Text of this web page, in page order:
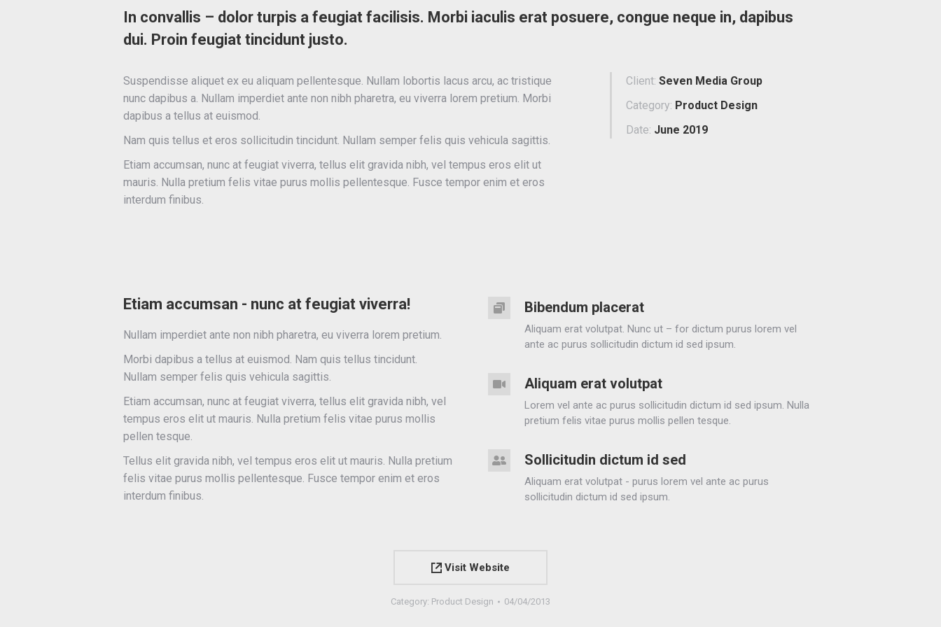
In convallis – dolor turpis a feugiat facilisis. Morbi iaculis erat posuere, congue neque in, dapibus
dui. Proin feugiat tincidunt justo.
Suspendisse aliquet ex eu aliquam pellentesque. Nullam lobortis lacus arcu, ac tristique
nunc dapibus a. Nullam imperdiet ante non nibh pharetra, eu viverra lorem pretium. Morbi
dapibus a tellus at euismod.
Nam quis tellus et eros sollicitudin tincidunt. Nullam semper felis quis vehicula sagittis.
Etiam accumsan, nunc at feugiat viverra, tellus elit gravida nibh, vel tempus eros elit ut
mauris. Nulla pretium felis vitae purus mollis pellentesque. Fusce tempor enim et eros
interdum finibus.
Client: Seven Media Group
Category: Product Design
Date: June 2019
Etiam accumsan - nunc at feugiat viverra!
Nullam imperdiet ante non nibh pharetra, eu viverra lorem pretium.
Morbi dapibus a tellus at euismod. Nam quis tellus tincidunt.
Nullam semper felis quis vehicula sagittis.
Etiam accumsan, nunc at feugiat viverra, tellus elit gravida nibh, vel
tempus eros elit ut mauris. Nulla pretium felis vitae purus mollis
pellen tesque.
Tellus elit gravida nibh, vel tempus eros elit ut mauris. Nulla pretium
felis vitae purus mollis pellentesque. Fusce tempor enim et eros
interdum finibus.
Bibendum placerat
Aliquam erat volutpat. Nunc ut – for dictum purus lorem vel
ante ac purus sollicitudin dictum id sed ipsum.
Aliquam erat volutpat
Lorem vel ante ac purus sollicitudin dictum id sed ipsum. Nulla
pretium felis vitae purus mollis pellen tesque.
Sollicitudin dictum id sed
Aliquam erat volutpat - purus lorem vel ante ac purus
sollicitudin dictum id sed ipsum.
Visit Website
Category: Product Design 04/04/2013